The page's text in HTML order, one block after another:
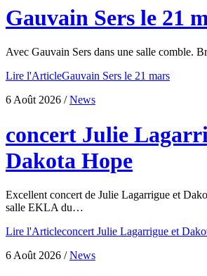
Gauvain Sers le 21
Avec Gauvain Sers dans une salle comble.
Lire l'ArticleGauvain Sers le 21 mars
6 Août 2026 /News
concert Julie
Dakota Hope
Excellent concert de Julie Lagarrigue et
salle EKLA du…
Lire l'Articleconcert Julie Lagarrigue et
6 Août 2026 /News